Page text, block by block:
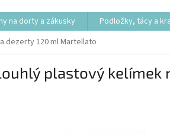
na dorty a zákusky Podložky, tácy a
dezerty 120 ml Martellato
plastový